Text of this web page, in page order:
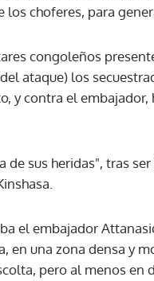
choferes, para
congoleños
ataque) los
y contra el
sus heridas", tras
el embajador
en una zona densa y
pero al menos en